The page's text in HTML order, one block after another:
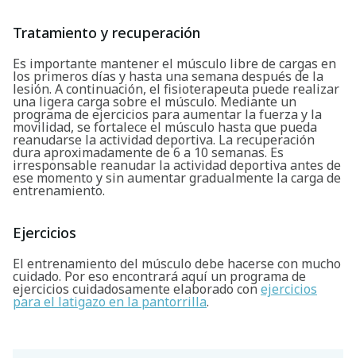
Tratamiento y recuperación
Es importante mantener el músculo libre de cargas en
los primeros días y hasta una semana después de la
lesión. A continuación, el fisioterapeuta puede realizar
una ligera carga sobre el músculo. Mediante un
programa de ejercicios para aumentar la fuerza y la
movilidad, se fortalece el músculo hasta que pueda
reanudarse la actividad deportiva. La recuperación
dura aproximadamente de 6 a 10 semanas. Es
irresponsable reanudar la actividad deportiva antes de
ese momento y sin aumentar gradualmente la carga de
entrenamiento.
Ejercicios
El entrenamiento del músculo debe hacerse con mucho
cuidado. Por eso encontrará aquí un programa de
ejercicios cuidadosamente elaborado con ejercicios
para el latigazo en la pantorrilla.